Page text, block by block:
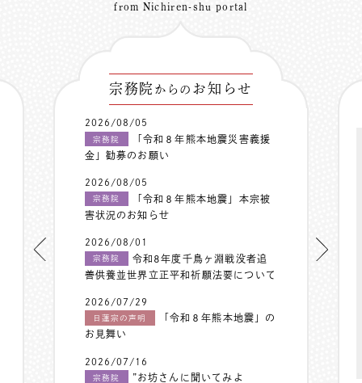
from Nichiren-shu portal
宗務院 からの お知らせ
2026/08/05
宗務院
「令和８年熊本地震災害義援
金」勧募のお願い
2026/08/05
宗務院
「令和８年熊本地震」本宗被
害状況のお知らせ
2026/08/01
宗務院
令和8年度千鳥ヶ淵戦没者追
善供養並世界立正平和祈願法要について
2026/07/29
日蓮宗の声明
「令和８年熊本地震」の
お見舞い
2026/07/16
宗務院
”お坊さんに聞いてみよ